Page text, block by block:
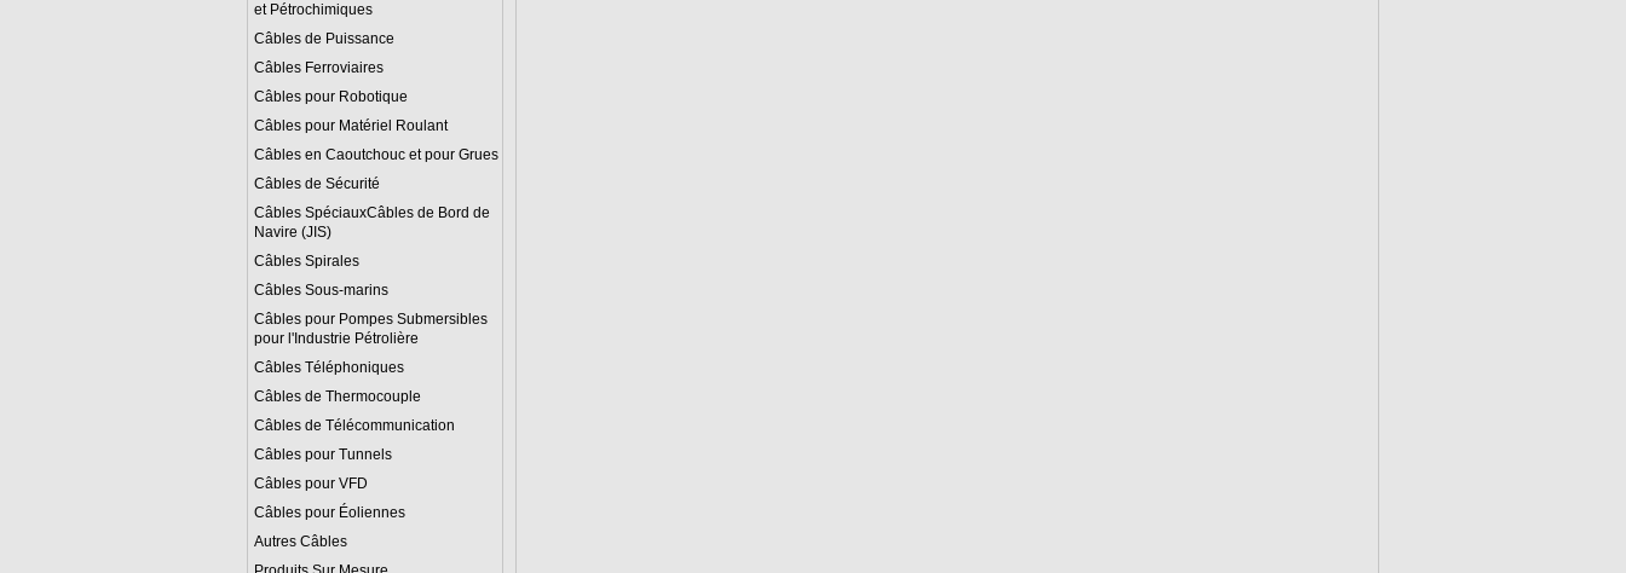
et Pétrochimiques
Câbles de Puissance
Câbles Ferroviaires
Câbles pour Robotique
Câbles pour Matériel Roulant
Câbles en Caoutchouc et pour Grues
Câbles de Sécurité
Câbles SpéciauxCâbles de Bord de
Navire (JIS)
Câbles Spirales
Câbles Sous-marins
Câbles pour Pompes Submersibles
pour l'Industrie Pétrolière
Câbles Téléphoniques
Câbles de Thermocouple
Câbles de Télécommunication
Câbles pour Tunnels
Câbles pour VFD
Câbles pour Éoliennes
Autres Câbles